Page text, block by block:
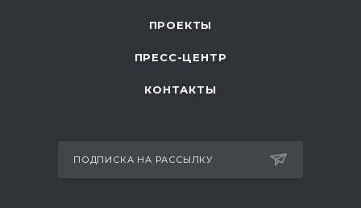
ПРОЕКТЫ
ПРЕСС-ЦЕНТР
КОНТАКТЫ
ПОДПИСКА НА РАССЫЛКУ